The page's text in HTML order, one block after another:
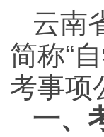
云南
简称“
考事项
一、